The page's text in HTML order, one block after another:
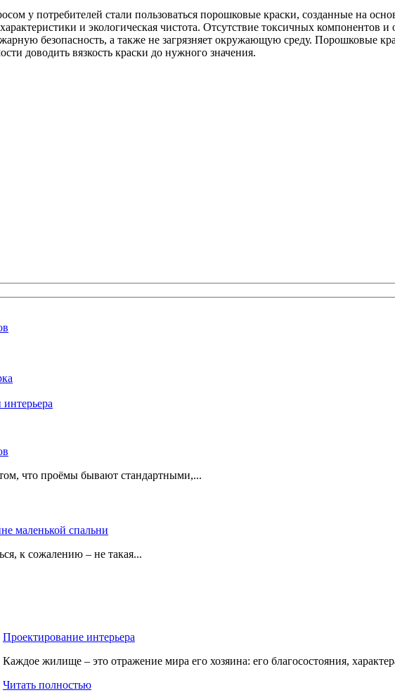
у потребителей стали пользоваться порошковые краски, созданные на
и экологическая чистота. Отсутствие токсичных компонентов
безопасность, а также не загрязняет окружающую среду. Порошковые
доводить вязкость краски до нужного значения.
что проёмы бывают стандартными,...
маленькой спальни
к сожалению – не такая...
Проектирование интерьера
Каждое жилище – это отражение мира его хозяина: его благосостояния,
Читать полностью